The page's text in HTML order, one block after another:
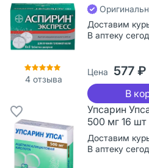
4отзыва
Доставим
В аптеку
Цена 577 ₽
В
Упсарин
500 мг 16 шт
Доставим
В аптеку